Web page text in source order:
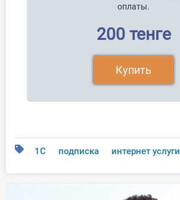
оплаты.
200 тенге
Купить
1С подписка интернет услуги